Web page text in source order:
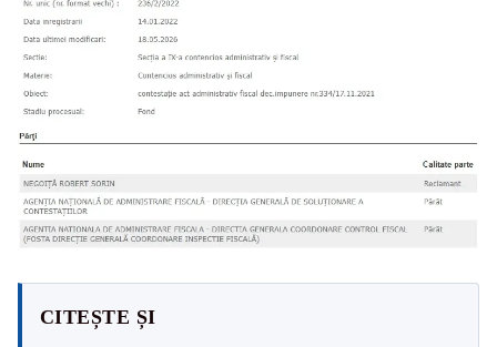
CITEȘTE ȘI